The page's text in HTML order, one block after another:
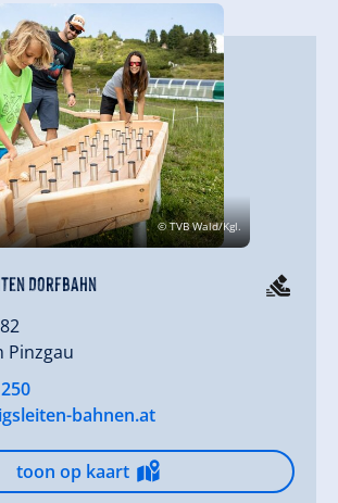
© TVB Wald/Kgl.
Dorfbahn
Pinzgau
bahnen.at
toon op kaart